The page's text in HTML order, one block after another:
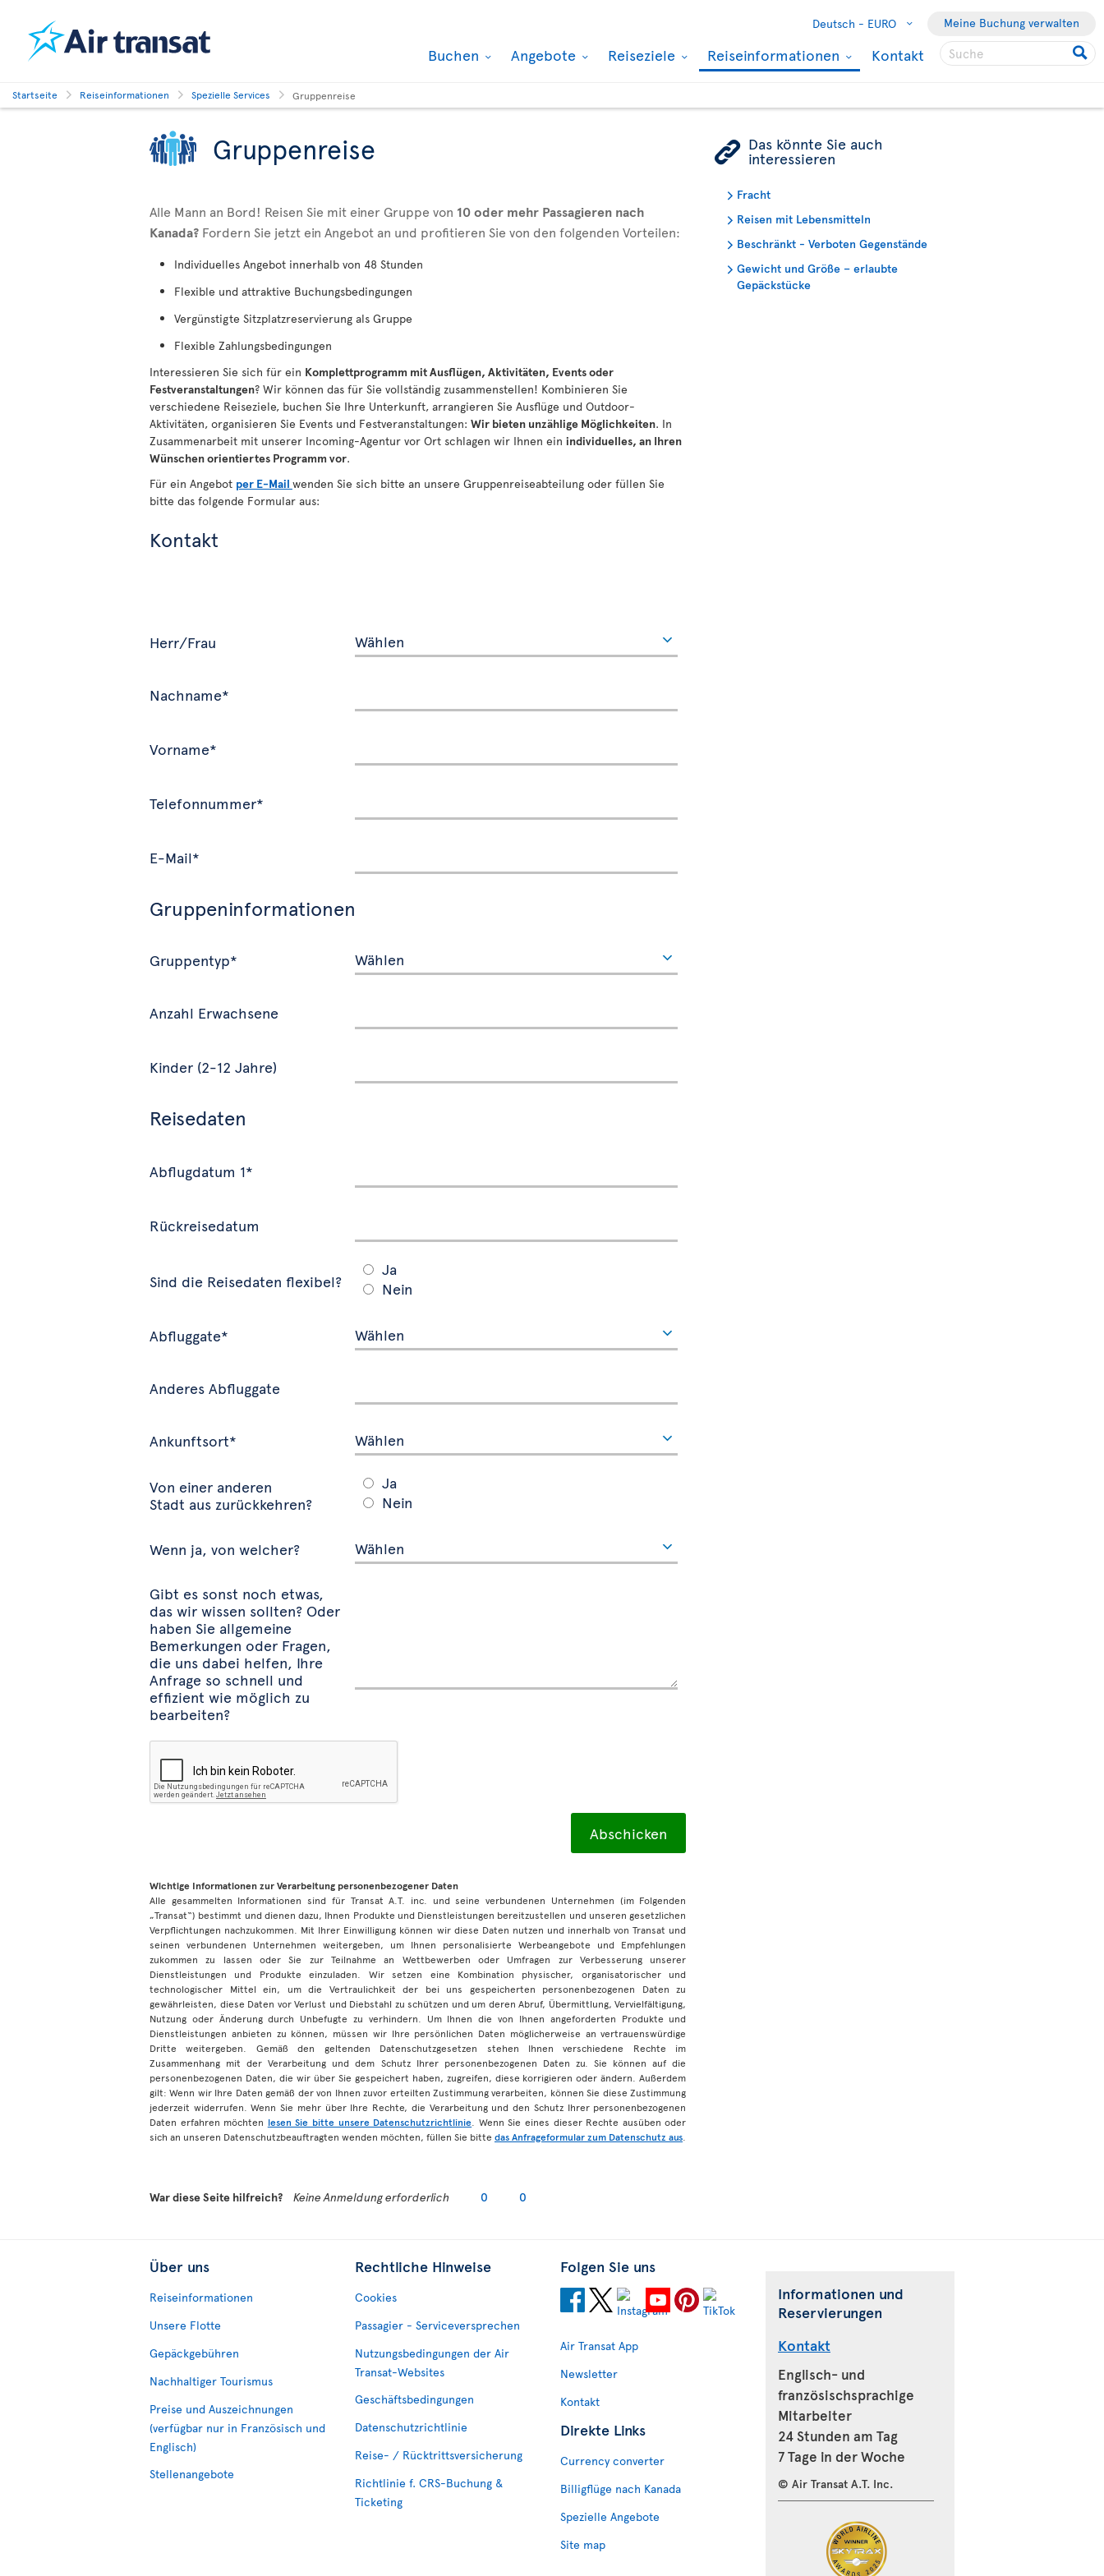
Deutsch - EURO Meine Buchung verwalten
Buchen Angebote Reiseziele Reiseinformationen Kontakt
Startseite Reiseinformationen Spezielle Services Gruppenreise
Gruppenreise
Alle Mann an Bord! Reisen Sie mit einer Gruppe von 10 oder mehr Passagieren nach
Kanada? Fordern Sie jetzt ein Angebot an und profitieren Sie von den folgenden Vorteilen:
Individuelles Angebot innerhalb von 48 Stunden
Flexible und attraktive Buchungsbedingungen
Vergünstigte Sitzplatzreservierung als Gruppe
Flexible Zahlungsbedingungen
Interessieren Sie sich für ein Komplettprogramm mit Ausflügen, Aktivitäten, Events oder
Festveranstaltungen? Wir können das für Sie vollständig zusammenstellen! Kombinieren Sie
verschiedene Reiseziele, buchen Sie Ihre Unterkunft, arrangieren Sie Ausflüge und Outdoor-
Aktivitäten, organisieren Sie Events und Festveranstaltungen: Wir bieten unzählige Möglichkeiten. In
Zusammenarbeit mit unserer Incoming-Agentur vor Ort schlagen wir Ihnen ein individuelles, an Ihren
Wünschenorientiertes Programm vor.
Für ein Angebot per E-Mail wenden Sie sich bitte an unsere Gruppenreiseabteilung oder füllen Sie
bitte das folgende Formular aus:
Kontakt
Herr/Frau
Nachname*
Vorname*
Telefonnummer*
E-Mail*
Gruppeninformationen
Gruppentyp*
Anzahl Erwachsene
Kinder (2-12 Jahre)
Reisedaten
Abflugdatum 1*
Rückreisedatum
Sind die Reisedaten flexibel?
Ja
Nein
Abfluggate*
Anderes Abfluggate
Ankunftsort*
Von einer anderen
Stadt aus zurückkehren?
Ja
Nein
Wenn ja, von welcher?
Gibt es sonst noch etwas,
das wir wissen sollten? Oder
haben Sie allgemeine
Bemerkungen oder Fragen,
die uns dabei helfen, Ihre
Anfrage so schnell und
effizient wie möglich zu
bearbeiten?
Wichtige Informationen zur Verarbeitung personenbezogener Daten
Alle gesammelten Informationen sind für Transat A.T. inc. und seine verbundenen Unternehmen (im Folgenden
„Transat“) bestimmt und dienen dazu, Ihnen Produkte und Dienstleistungen bereitzustellen und unseren gesetzlichen
Verpflichtungen nachzukommen. Mit Ihrer Einwilligung können wir diese Daten nutzen und innerhalb von Transat und
seinen verbundenen Unternehmen weitergeben, um Ihnen personalisierte Werbeangebote und Empfehlungen
zukommen zu lassen oder Sie zur Teilnahme an Wettbewerben oder Umfragen zur Verbesserung unserer
Dienstleistungen und Produkte einzuladen. Wir setzen eine Kombination physischer, organisatorischer und
technologischer Mittel ein, um die Vertraulichkeit der bei uns gespeicherten personenbezogenen Daten zu
gewährleisten, diese Daten vor Verlust und Diebstahl zu schützen und um deren Abruf, Übermittlung, Vervielfältigung,
Nutzung oder Änderung durch Unbefugte zu verhindern. Um Ihnen die von Ihnen angeforderten Produkte und
Dienstleistungen anbieten zu können, müssen wir Ihre persönlichen Daten möglicherweise an vertrauenswürdige
Dritte weitergeben. Gemäß den geltenden Datenschutzgesetzen stehen Ihnen verschiedene Rechte im
Zusammenhang mit der Verarbeitung und dem Schutz Ihrer personenbezogenen Daten zu. Sie können auf die
personenbezogenen Daten, die wir über Sie gespeichert haben, zugreifen, diese korrigieren oder ändern. Außerdem
gilt: Wenn wir Ihre Daten gemäß der von Ihnen zuvor erteilten Zustimmung verarbeiten, können Sie diese Zustimmung
jederzeit widerrufen. Wenn Sie mehr über Ihre Rechte, die Verarbeitung und den Schutz Ihrer personenbezogenen
Daten erfahren möchten lesen Sie bitte unsere Datenschutzrichtlinie . Wenn Sie eines dieser Rechte ausüben oder
sich an unseren Datenschutzbeauftragten wenden möchten, füllen Sie bitte das Anfrageformular zum Datenschutz aus
ÿ Das könnte Sie auch
interessieren
Fracht
Reisen mit Lebensmitteln
Beschränkt - Verboten Gegenstände
Gewicht und Größe – erlaubte
Gepäckstücke
War diese Seite hilfreich? Keine Anmeldung erforderlich 0 0
Über uns
Reiseinformationen
Unsere Flotte
Gepäckgebühren
Nachhaltiger Tourismus
Preise und Auszeichnungen
(verfügbar nur in Französisch und
Englisch)
Stellenangebote
Rechtliche Hinweise
Cookies
Passagier - Serviceversprechen
Nutzungsbedingungen der Air
Transat-Websites
Geschäftsbedingungen
Datenschutzrichtlinie
Reise- / Rücktrittsversicherung
Richtlinie f. CRS-Buchung &
Ticketing
Folgen Sie uns
Air Transat App
Newsletter
Kontakt
Direkte Links
Currency converter
Billigflüge nach Kanada
Spezielle Angebote
Site map
Informationen und
Reservierungen
Kontakt
Englisch- und
französischsprachige
Mitarbeiter
24 Stunden am Tag
7 Tage in der Woche
© Air Transat A.T. Inc.